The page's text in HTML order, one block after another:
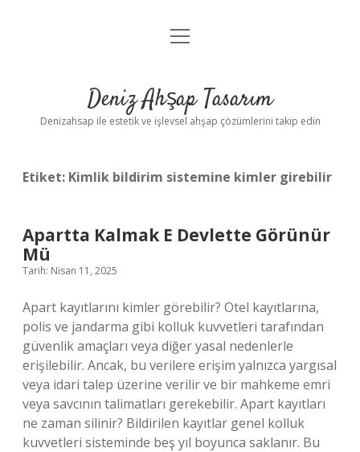
Anasayfa
Yasal Uyarı
menüyü
Deniz Ahşap Tasarım
Denizahsap ile estetik ve işlevsel ahşap çözümlerini takip edin
Etiket: Kimlik bildirim sistemine kimler girebilir
Apartta Kalmak E Devlette Görünür
Mü
Tarih: Nisan 11, 2025
Apart kayıtlarını kimler görebilir? Otel kayıtlarına,
polis ve jandarma gibi kolluk kuvvetleri tarafından
güvenlik amaçları veya diğer yasal nedenlerle
erişilebilir. Ancak, bu verilere erişim yalnızca yargısal
veya idari talep üzerine verilir ve bir mahkeme emri
veya savcının talimatları gerekebilir. Apart kayıtları
ne zaman silinir? Bildirilen kayıtlar genel kolluk
kuvvetleri sisteminde beş yıl boyunca saklanır. Bu